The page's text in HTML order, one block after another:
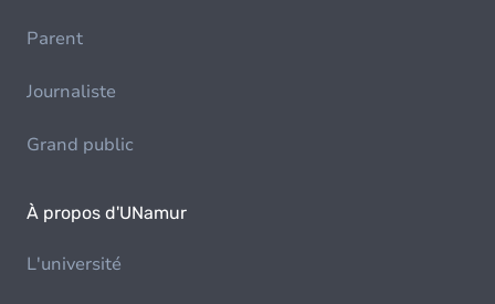
Parent
Journaliste
Grand public
À propos d'UNamur
L'université